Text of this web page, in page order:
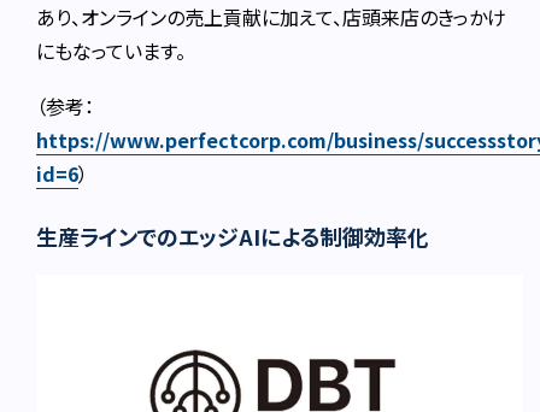
あり、オンラインの売上貢献に加えて、店頭来店のきっかけ
にもなっています。
（参考：
https://www.perfectcorp.com/business/
id=6）
生産ラインでのエッジAIによる制御効率化